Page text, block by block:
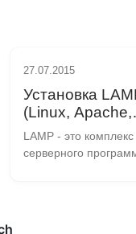
27.07.2015
Установка
(Linux, Apache,
MySQL, PHP)
LAMP - это комплекс
серверного